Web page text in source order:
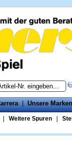
|Unsere Marken
Weitere Spuren